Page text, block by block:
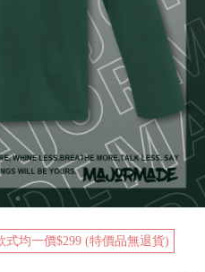
式均一價$299 (特價品無退貨)